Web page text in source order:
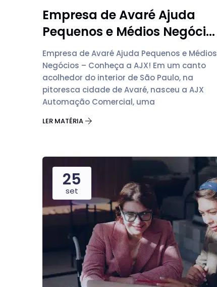
Empresa de Avaré Ajuda
Pequenos e Médios Negóci...
Empresa de Avaré Ajuda Pequenos e Médios
Negócios – Conheça a AJX! Em um canto
acolhedor do interior de São Paulo, na
pitoresca cidade de Avaré, nasceu a AJX
Automação Comercial, uma
LER MATÉRIA
25
set